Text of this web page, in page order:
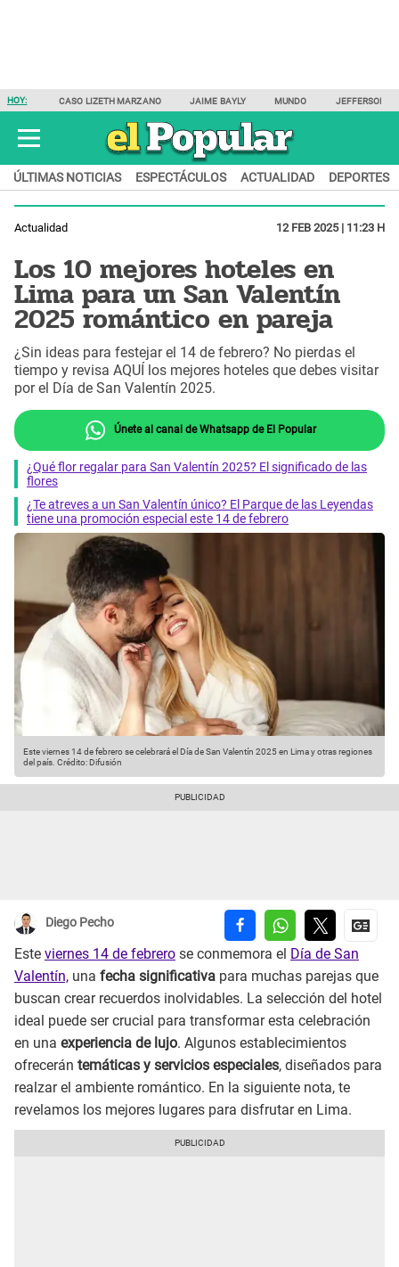
HOY: CASO LIZETH MARZANO JAIME BAYLY MUNDO JEFFERSON
ÚLTIMAS NOTICIAS ESPECTÁCULOS ACTUALIDAD DEPORTES
Actualidad 12 FEB 2025 | 11:23 H
Los 10 mejores hoteles en
Lima para un San Valentín
2025 romántico en pareja
¿Sin ideas para festejar el 14 de febrero? No pierdas el
tiempo y revisa AQUÍ los mejores hoteles que debes visitar
por el Día de San Valentín 2025.
Únete al canal de Whatsapp de El Popular
¿Qué flor regalar para San Valentín 2025? El significado de las
flores
¿Te atreves a un San Valentín único? El Parque de las Leyendas
tiene una promoción especial este 14 de febrero
Este viernes 14 de febrero se celebrará el Día de San Valentín 2025 en Lima y otras regiones
del país. Crédito: Difusión
Diego Pecho
Este viernes 14 de febrero se conmemora el Día de San
Valentín, una fecha significativa para muchas parejas que
buscan crear recuerdos inolvidables. La selección del hotel
ideal puede ser crucial para transformar esta celebración
en una experiencia de lujo. Algunos establecimientos
ofrecerán temáticas y servicios especiales, diseñados para
realzar el ambiente romántico. En la siguiente nota, te
revelamos los mejores lugares para disfrutar en Lima.